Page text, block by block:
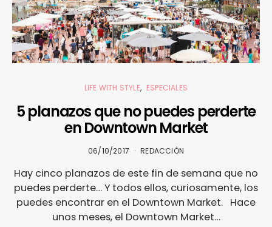
LIFE WITH STYLE ESPECIALES
5 planazos que no puedes perderte
en Downtown Market
06/10/2017 REDACCIÓN
Hay cinco planazos de este fin de semana que no
puedes perderte… Y todos ellos, curiosamente, los
puedes encontrar en el Downtown Market. Hace
unos meses, el Downtown Market…